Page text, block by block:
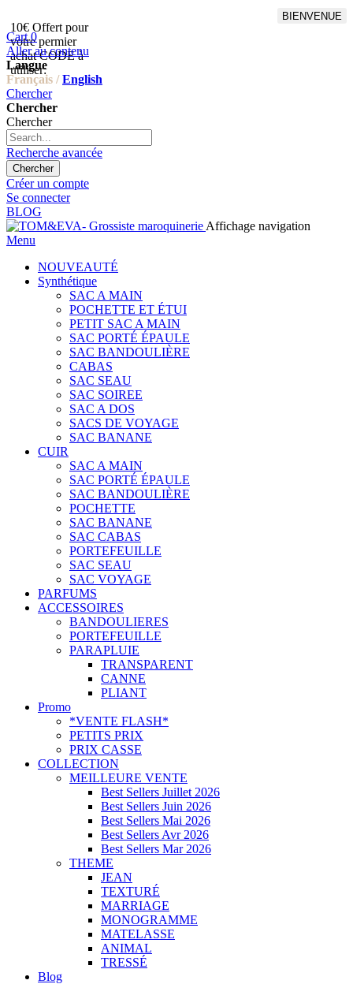
10€ Offert pour
votre permier
achat CODE à
utiliser:
BIENVENUE
Cart 0
Aller au contenu
Langue
Français / English
Chercher
Chercher
Chercher
Recherche avancée
Chercher
Créer un compte
Se connecter
BLOG
Affichage navigation
Menu
NOUVEAUTÉ
Synthétique
SAC A MAIN
POCHETTE ET ÉTUI
PETIT SAC A MAIN
SAC PORTÉ ÉPAULE
SAC BANDOULIÈRE
CABAS
SAC SEAU
SAC SOIREE
SAC A DOS
SACS DE VOYAGE
SAC BANANE
CUIR
SAC A MAIN
SAC PORTÉ ÉPAULE
SAC BANDOULIÈRE
POCHETTE
SAC BANANE
SAC CABAS
PORTEFEUILLE
SAC SEAU
SAC VOYAGE
PARFUMS
ACCESSOIRES
BANDOULIERES
PORTEFEUILLE
PARAPLUIE
TRANSPARENT
CANNE
PLIANT
Promo
*VENTE FLASH*
PETITS PRIX
PRIX CASSE
COLLECTION
MEILLEURE VENTE
Best Sellers Juillet 2026
Best Sellers Juin 2026
Best Sellers Mai 2026
Best Sellers Avr 2026
Best Sellers Mar 2026
THEME
JEAN
TEXTURÉ
MARRIAGE
MONOGRAMME
MATELASSE
ANIMAL
TRESSÉ
Blog